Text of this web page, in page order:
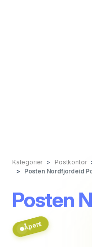
Kategorier Postkontor
Posten Nordfjordeid
Posten
Åpent